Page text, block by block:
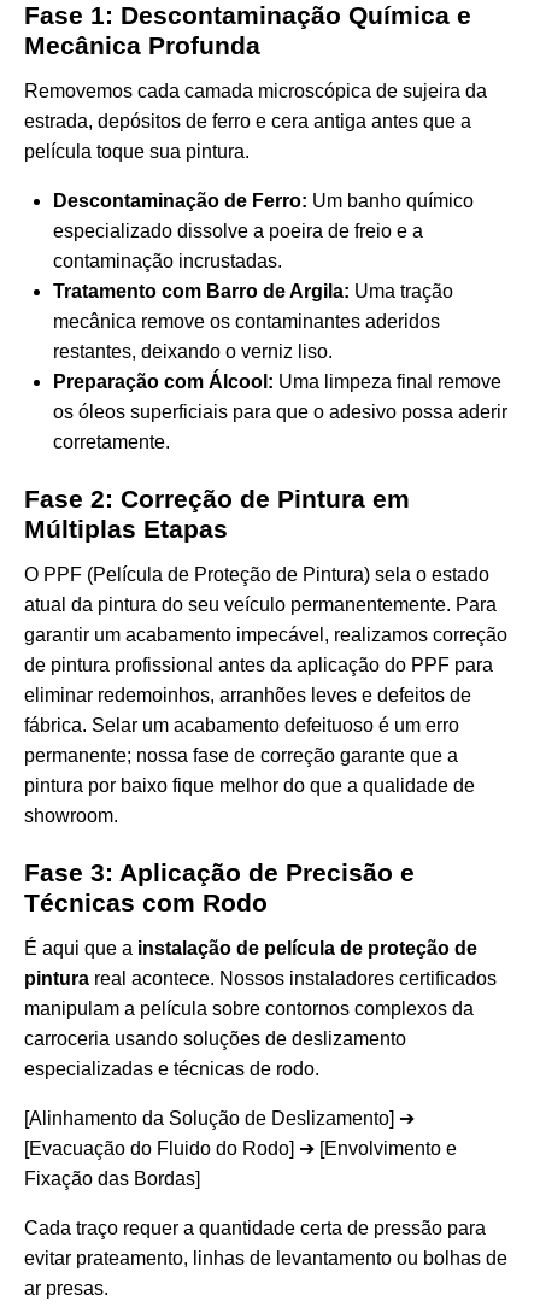
Fase 1: Descontaminação Química e
Mecânica Profunda
Removemos cada camada microscópica de sujeira da
estrada, depósitos de ferro e cera antiga antes que a
película toque sua pintura.
Descontaminação de Ferro: Um banho químico
especializado dissolve a poeira de freio e a
contaminação incrustadas.
Tratamento com Barro de Argila: Uma tração
mecânica remove os contaminantes aderidos
restantes, deixando o verniz liso.
Preparação com Álcool: Uma limpeza final remove
os óleos superficiais para que o adesivo possa aderir
corretamente.
Fase 2: Correção de Pintura em
Múltiplas Etapas
O PPF (Película de Proteção de Pintura) sela o estado
atual da pintura do seu veículo permanentemente. Para
garantir um acabamento impecável, realizamos correção
de pintura profissional antes da aplicação do PPF para
eliminar redemoinhos, arranhões leves e defeitos de
fábrica. Selar um acabamento defeituoso é um erro
permanente; nossa fase de correção garante que a
pintura por baixo fique melhor do que a qualidade de
showroom.
Fase 3: Aplicação de Precisão e
Técnicas com Rodo
É aqui que a instalação de película de proteção de
pintura real acontece. Nossos instaladores certificados
manipulam a película sobre contornos complexos da
carroceria usando soluções de deslizamento
especializadas e técnicas de rodo.
[Alinhamento da Solução de Deslizamento] ➔
[Evacuação do Fluido do Rodo] ➔ [Envolvimento e
Fixação das Bordas]
Cada traço requer a quantidade certa de pressão para
evitar prateamento, linhas de levantamento ou bolhas de
ar presas.